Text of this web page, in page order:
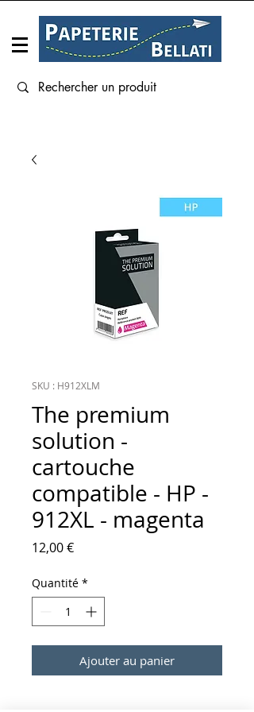
SKU : H912XLM
The premium
solution -
cartouche
compatible - HP -
912XL - magenta
12,00 €Prix
Quantité *
Ajouter au panier